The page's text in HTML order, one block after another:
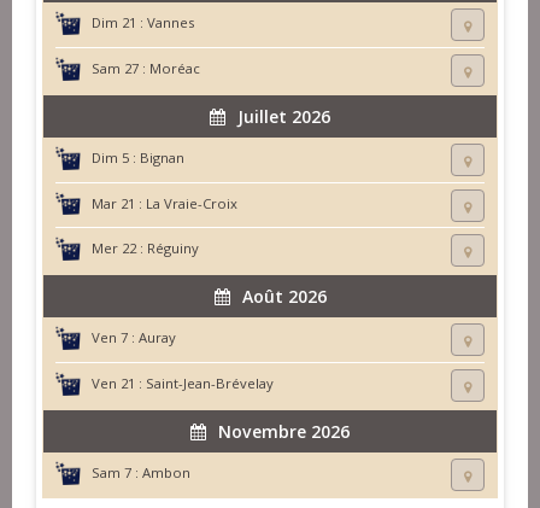
Dim 21 : Vannes
Sam 27 : Moréac
Juillet 2026
Dim 5 : Bignan
Mar 21 : La Vraie-Croix
Mer 22 : Réguiny
Août 2026
Ven 7 : Auray
Ven 21 : Saint-Jean-Brévelay
Novembre 2026
Sam 7 : Ambon